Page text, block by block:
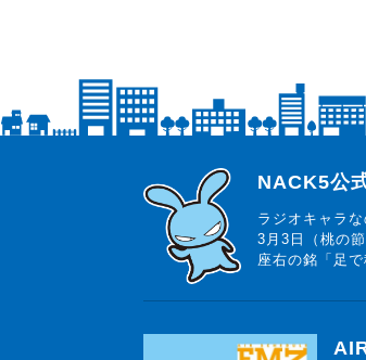
らじっと君
NACK5公
ラジオキャラ
3月3日（桃の
座右の銘「足で